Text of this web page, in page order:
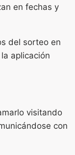
en fechas y
del sorteo en
aplicación
visitando
con